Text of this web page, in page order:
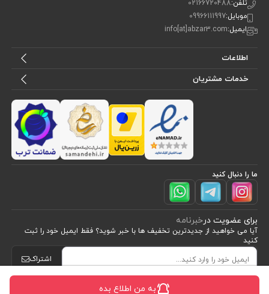
به من اطلاع بده
تلفن:02166720488
موبایل:09966111997
ایمیل:info[at]abzar3.com
اطلاعات
خدمات مشتریان
ما را دنبال کنید
برای عضویت درخبرنامه
آیا می خواهید از جدید‌ترین تخفیف‌ ها با‌ خبر شوید؟ فقط ایمیل خود را ثبت
کنید
اشتراک